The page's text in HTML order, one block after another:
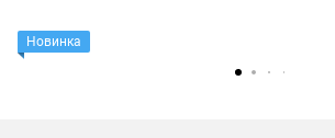
Новинка